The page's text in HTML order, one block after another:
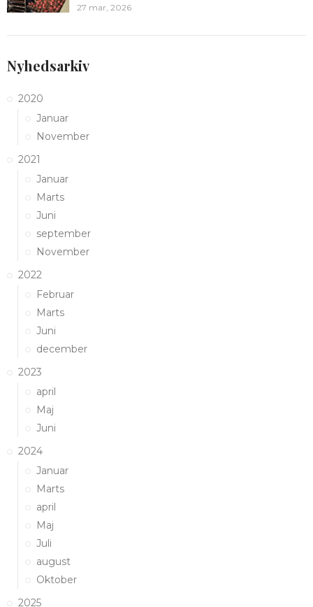
27 mar, 2026
Nyhedsarkiv
2020
Januar
November
2021
Januar
Marts
Juni
september
November
2022
Februar
Marts
Juni
december
2023
april
Maj
Juni
2024
Januar
Marts
april
Maj
Juli
august
Oktober
2025